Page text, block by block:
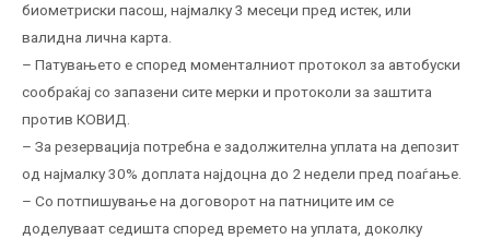
биометриски пасош, најмалку 3 месеци пред истек, или
валидна лична карта.
– Патувањето е според моменталниот протокол за автобуски
сообраќај со запазени сите мерки и протоколи за заштита
против КОВИД.
– За резервација потребна е задолжителна уплата на депозит
од најмалку 30% доплата најдоцна до 2 недели пред поаѓање.
– Со потпишување на договорот на патниците им се
доделуваат седишта според времето на уплата, доколку